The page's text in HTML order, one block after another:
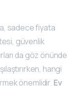
sadece fiyata
güvenlik
da göz önünde
hangi
önemlidir. Ev